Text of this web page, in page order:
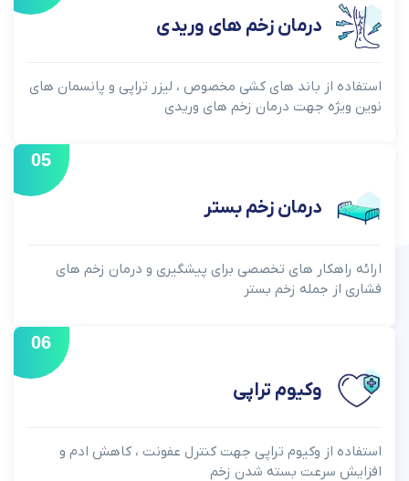
درمان زخم های وریدی
استفاده از باند های کشی مخصوص ، لیزر تراپی و پانسمان های
نوین ویژه جهت درمان زخم های وریدی
05
درمان زخم بستر
ارائه راهکار های تخصصی برای پیشگیری و درمان زخم‌ های
فشاری از جمله زخم بستر
06
وکیوم تراپی
استفاده از وکیوم تراپی جهت کنترل عفونت ، کاهش ادم و
افزایش سرعت بسته شدن زخم